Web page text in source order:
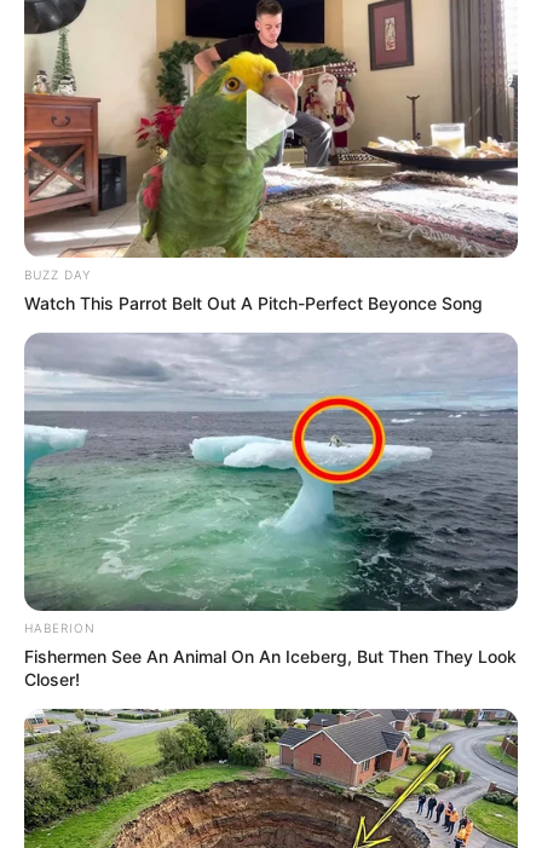
BUZZ DAY
Watch This Parrot Belt Out A Pitch-Perfect Beyonce Song
HABERION
Fishermen See An Animal On An Iceberg, But Then They Look
Closer!